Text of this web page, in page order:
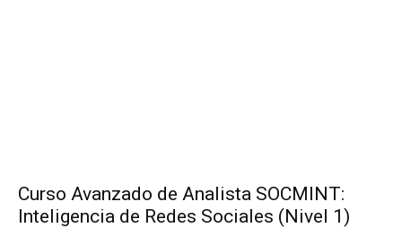
Curso Avanzado de Analista SOCMINT:
Inteligencia de Redes Sociales (Nivel 1)